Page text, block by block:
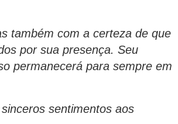
também com a certeza de que
por sua presença. Seu
permanecerá para sempre em
sentimentos aos